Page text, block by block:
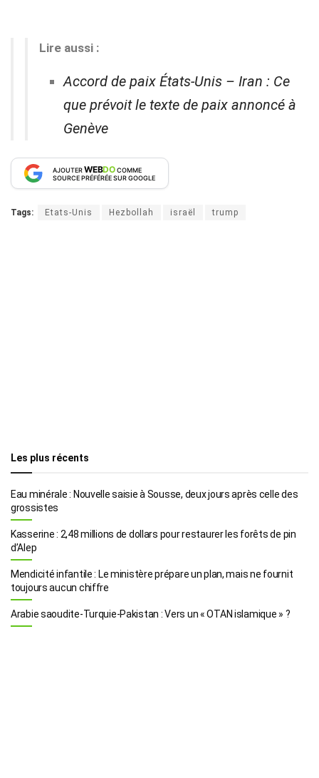
Lire aussi :
Accord de paix États-Unis – Iran : Ce
que prévoit le texte de paix annoncé à
Genève
AJOUTERWEBDOCOMME
SOURCE PRÉFÉRÉE SUR GOOGLE
Tags: Etats-Unis Hezbollah israël trump
Les plus récents
Eau minérale : Nouvelle saisie à Sousse, deux jours après celle des
grossistes
Kasserine : 2,48 millions de dollars pour restaurer les forêts de pin
d’Alep
Mendicité infantile : Le ministère prépare un plan, mais ne fournit
toujours aucun chiffre
Arabie saoudite-Turquie-Pakistan : Vers un « OTAN islamique » ?